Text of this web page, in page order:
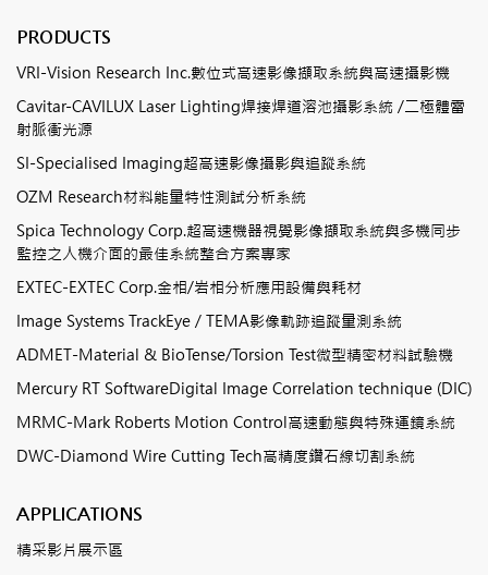
PRODUCTS
VRI-Vision Research Inc.數位式高速影像擷取系統與高速攝影機
Cavitar-CAVILUX Laser Lighting焊接焊道溶池攝影系統 /二極體雷
射脈衝光源
SI-Specialised Imaging超高速影像攝影與追蹤系統
OZM Research材料能量特性測試分析系統
Spica Technology Corp.超高速機器視覺影像擷取系統與多機同步
監控之人機介面的最佳系統整合方案專家
EXTEC-EXTEC Corp.金相/岩相分析應用設備與耗材
Image Systems TrackEye / TEMA影像軌跡追蹤量測系統
ADMET-Material & BioTense/Torsion Test微型精密材料試驗機
Mercury RT SoftwareDigital Image Correlation technique (DIC)
MRMC-Mark Roberts Motion Control高速動態與特殊運鏡系統
DWC-Diamond Wire Cutting Tech高精度鑽石線切割系統
APPLICATIONS
精采影片展示區